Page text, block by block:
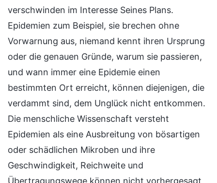
verschwinden im Interesse Seines Plans.
Epidemien zum Beispiel, sie brechen ohne
Vorwarnung aus, niemand kennt ihren Ursprung
oder die genauen Gründe, warum sie passieren,
und wann immer eine Epidemie einen
bestimmten Ort erreicht, können diejenigen, die
verdammt sind, dem Unglück nicht entkommen.
Die menschliche Wissenschaft versteht
Epidemien als eine Ausbreitung von bösartigen
oder schädlichen Mikroben und ihre
Geschwindigkeit, Reichweite und
Übertragungswege können nicht vorhergesagt